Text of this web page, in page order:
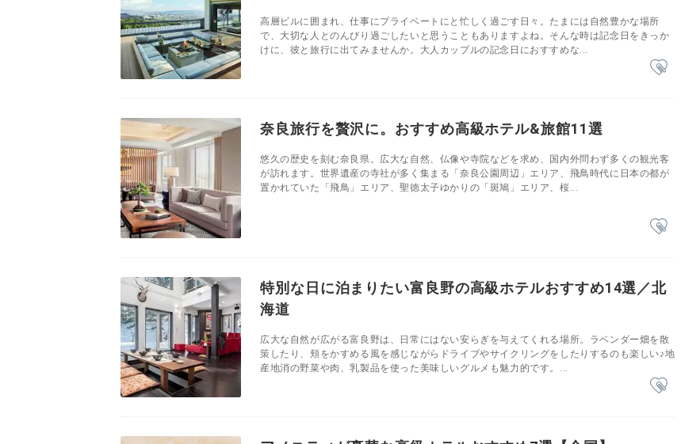
高層ビルに囲まれ、仕事にプライベートにと忙しく過ごす日々。たまには自然豊かな場所
で、大切な人とのんびり過ごしたいと思うこともありますよね。そんな時は記念日をきっか
けに、彼と旅行に出てみませんか。大人カップルの記念日におすすめな...
奈良旅行を贅沢に。おすすめ高級ホテル&旅館11選
悠久の歴史を刻む奈良県。広大な自然、仏像や寺院などを求め、国内外問わず多くの観光客
が訪れます。世界遺産の寺社が多く集まる「奈良公園周辺」エリア、飛鳥時代に日本の都が
置かれていた「飛鳥」エリア、聖徳太子ゆかりの「斑鳩」エリア、桜...
特別な日に泊まりたい富良野の高級ホテルおすすめ14選／北
海道
広大な自然が広がる富良野は、日常にはない安らぎを与えてくれる場所。ラベンダー畑を散
策したり、頬をかすめる風を感じながらドライブやサイクリングをしたりするのも楽しい♪地
産地消の野菜や肉、乳製品を使った美味しいグルメも魅力的です。...